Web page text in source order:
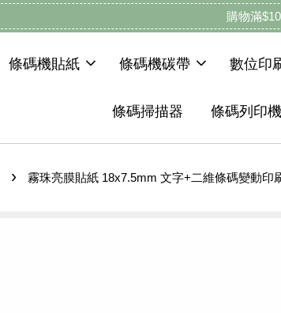
購物滿
條碼機貼紙 條碼機碳帶 數位印
條碼掃描器 條碼列印機
› 霧珠亮膜貼紙 18x7.5mm 文字+二維條碼變動印